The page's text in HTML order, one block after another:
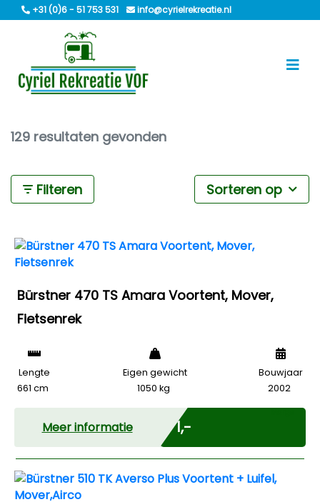
+31 (0)6 - 51 753 531 info@cyrielrekreatie.nl
129 resultaten gevonden
Filteren Sorteren op
Bürstner 470 TS Amara Voortent, Mover,
Fietsenrek
Lengte
661 cm
Eigen gewicht
1050 kg
Bouwjaar
2002
Meer informatie € 1,-